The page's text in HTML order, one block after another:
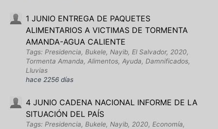
1 JUNIO ENTREGA DE PAQUETES
ALIMENTARIOS A VICTIMAS DE TORMENTA
AMANDA-AGUA CALIENTE
Tags: Presidencia, Bukele, Nayib, El Salvador, 2020,
Tormenta Amanda, Alimentos, Ayuda, Damnificados,
Lluvias
hace 2256 días
4 JUNIO CADENA NACIONAL INFORME DE LA
SITUACIÓN DEL PAÍS
Tags: Presidencia, Bukele, Nayib, 2020, Economía,